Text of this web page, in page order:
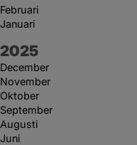
Februari
Januari
År:
2025
December
November
Oktober
September
Augusti
Juni